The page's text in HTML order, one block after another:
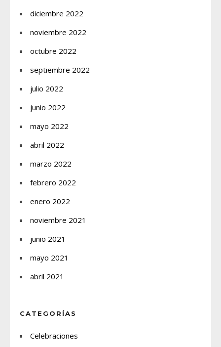
diciembre 2022
noviembre 2022
octubre 2022
septiembre 2022
julio 2022
junio 2022
mayo 2022
abril 2022
marzo 2022
febrero 2022
enero 2022
noviembre 2021
junio 2021
mayo 2021
abril 2021
CATEGORÍAS
Celebraciones